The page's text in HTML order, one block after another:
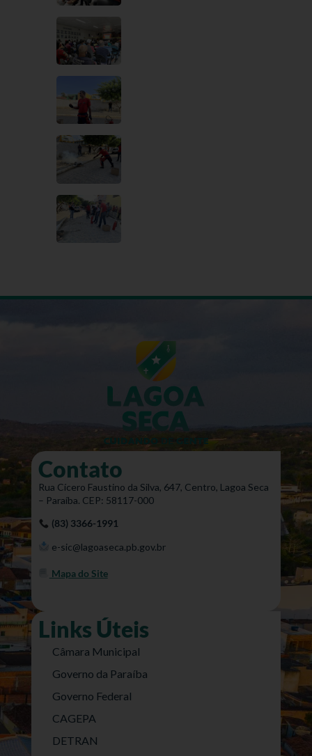
Contato
Rua Cícero Faustino da Silva, 647, Centro, Lagoa Seca
– Paraíba. CEP: 58117-000
(83) 3366-1991
e-sic@lagoaseca.pb.gov.br
Mapa do Site
Links Úteis
Câmara Municipal
Governo da Paraíba
Governo Federal
CAGEPA
DETRAN